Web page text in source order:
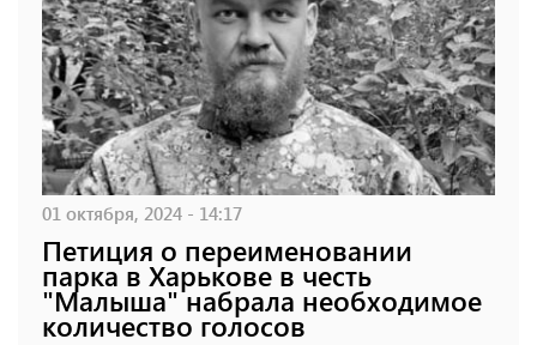
01 октября, 2024 - 14:17
Петиция о переименовании
парка в Харькове в честь
"Малыша" набрала необходимое
количество голосов